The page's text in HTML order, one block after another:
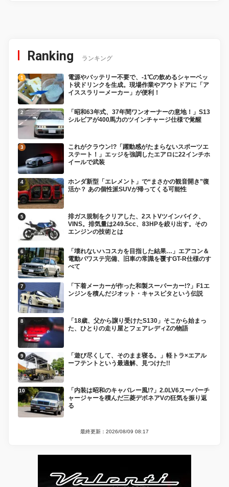
Ranking ランキング
電源やバッテリー不要で、-1℃の飲めるシャーベッ
ト状ドリンクを生成。現場作業やアウトドアに「ア
イススラリーメーカー」が便利！
「昭和63年式、37年間ワンオーナーの意地！」S13
シルビアが400馬力のツインチャージ仕様で覚醒
これがクラウン!?「躍動感がたまらないスポーツエ
ステート！」エッジを強調したエアロに22インチホ
イールで武装
ホンダ新型「エレメント」で“まさかの観音開き”復
活か？ あの個性派SUVが帰ってくる可能性
排ガス規制をクリアした、2ストVツインバイク、
VINS。排気量は249.5cc、83HPを絞り出す。その
エンジンの技術とは
「壊れないハコスカを目指した結果…」エアコン＆
電動パワステ完備、旧車の常識を覆すGT-R仕様のす
べて
「下着メーカーが作った和製スーパーカー!?」F1エ
ンジンを積んだジオット・キャスピタという伝説
「18歳、父から譲り受けたS130」そこから始まっ
た、ひとりの走り屋とフェアレディZの物語
「遊び尽くして、そのまま寝る。」軽トラ×エアル
ーフテントという最適解、見つけた!!
「内装は昭和のキャバレー風!?」2.0LV6スーパーチ
ャージャーを積んだ三菱デボネアVの狂気を振り返
る
最終更新：2026/08/09 08:17